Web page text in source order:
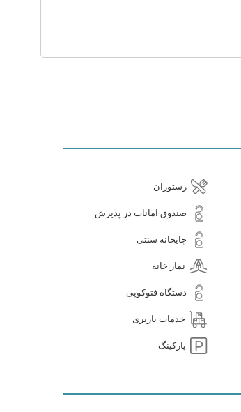
رستوران
صندوق امانات در پذیرش
چایخانه سنتی
نماز خانه
دستگاه فتوکوپی
خدمات باربری
پارکینگ